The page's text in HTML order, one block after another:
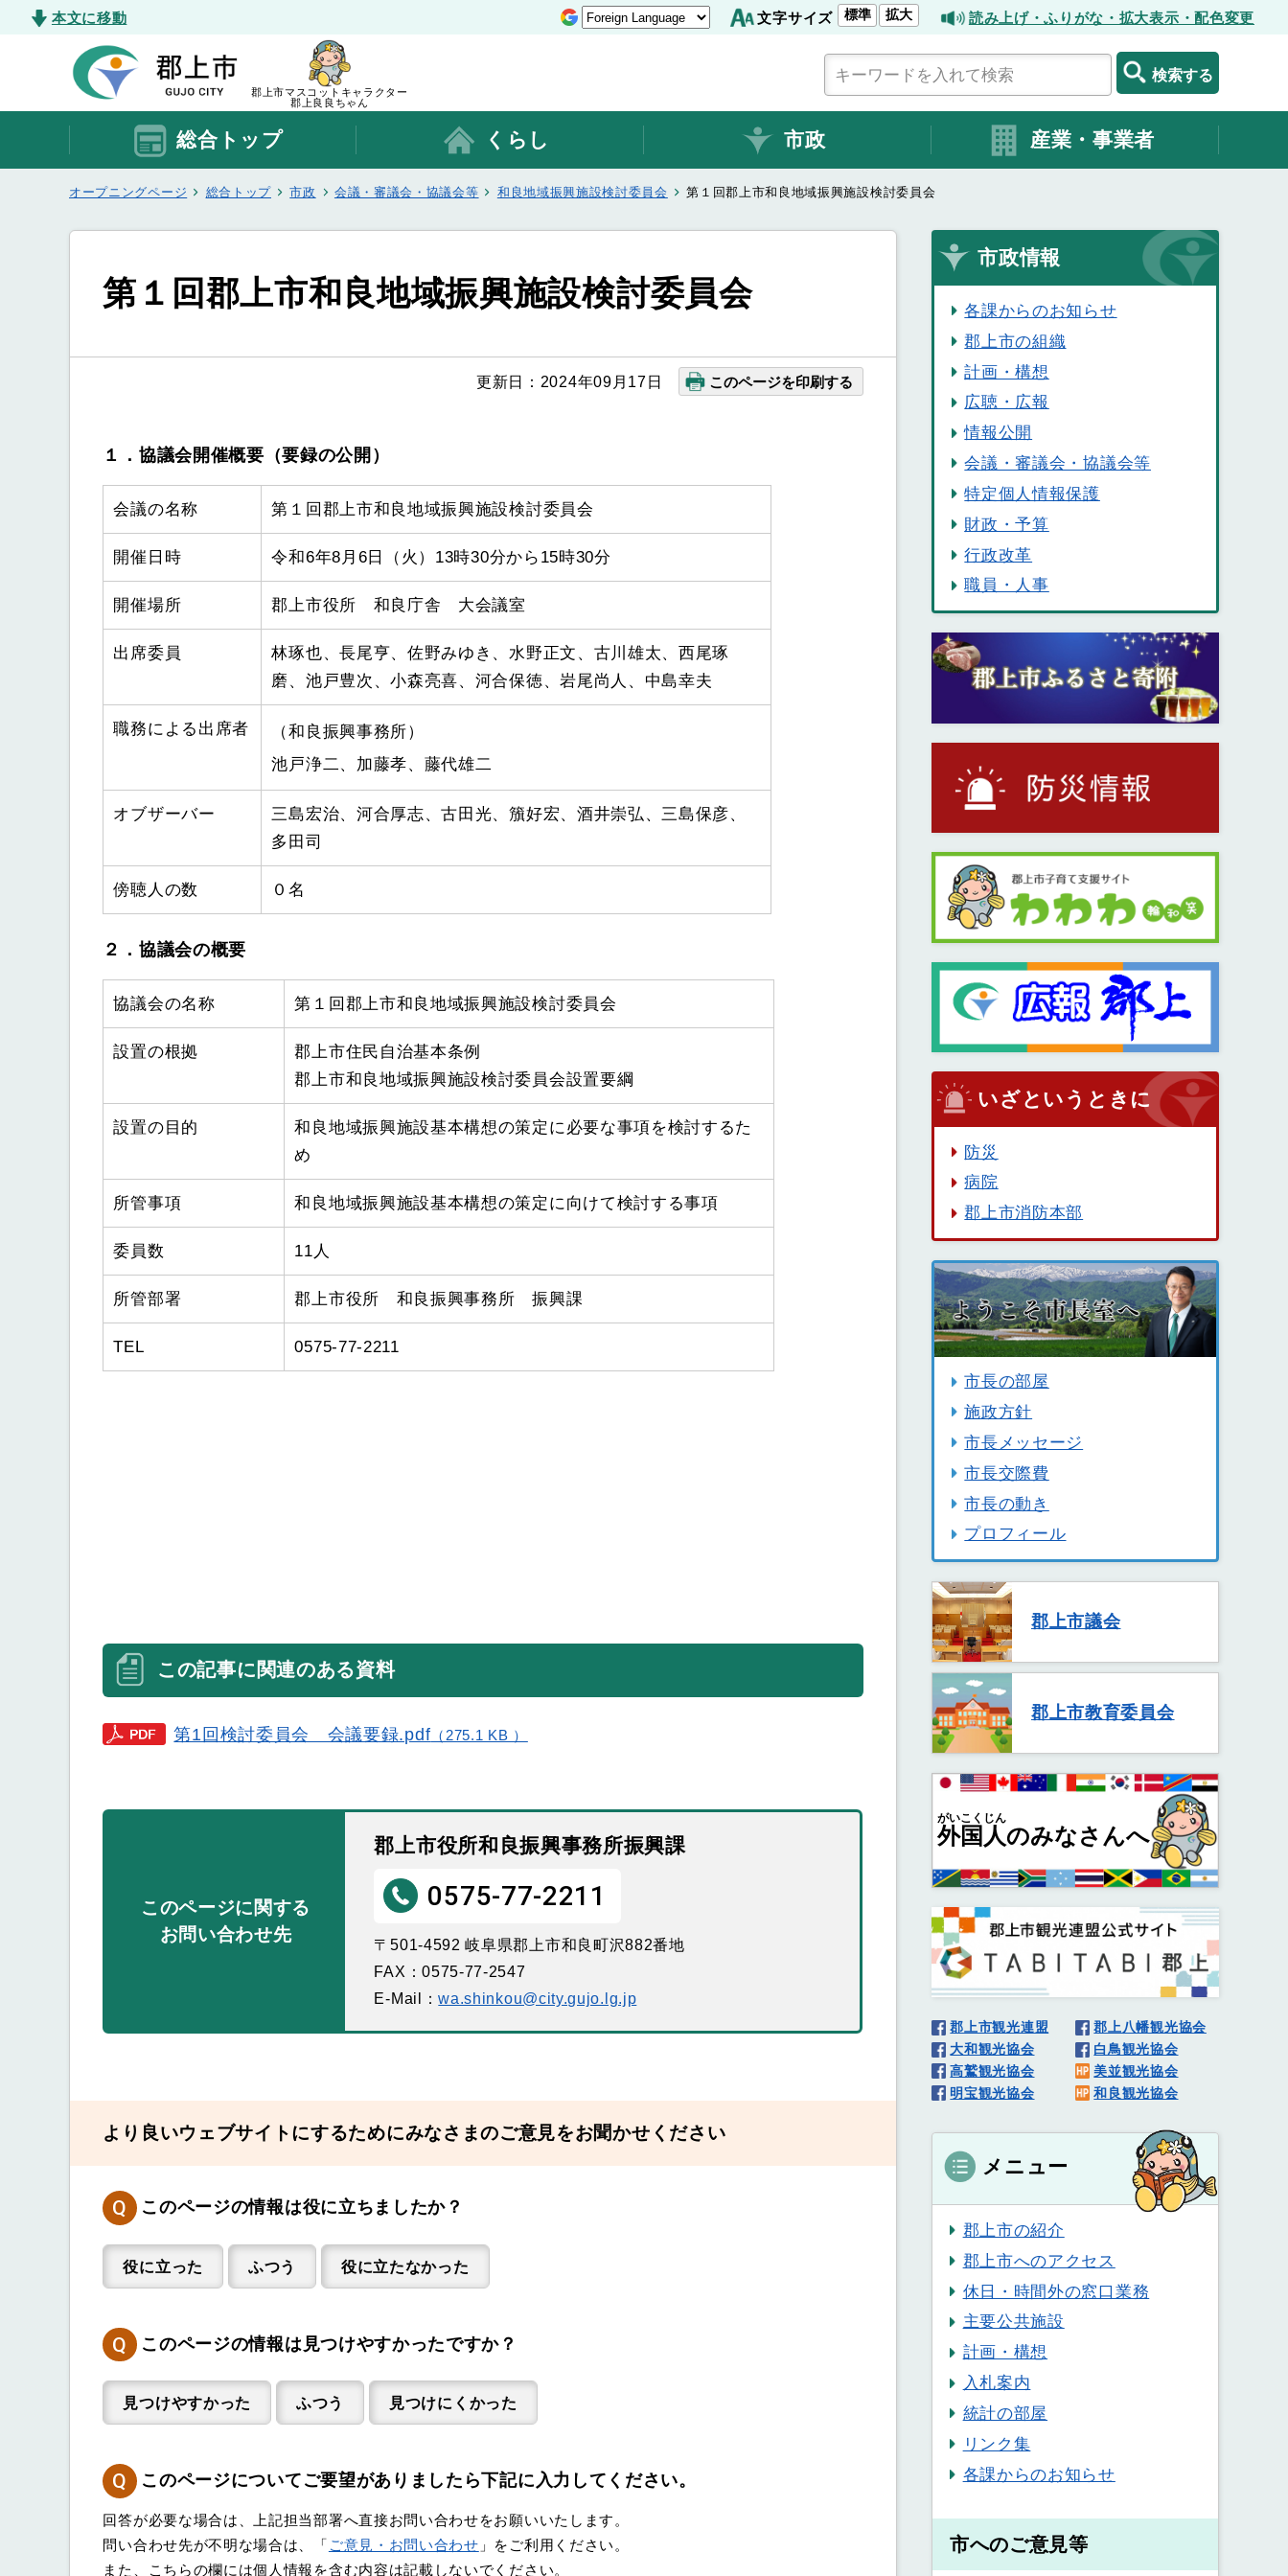
本文に移動 文字サイズ 標準 拡大 読み上げ・ふりがな・拡大表示・配色変更
郡上市マスコットキャラクター
郡上良良ちゃん
検索する
総合トップ くらし 市政 産業・事業者
オープニングページ 総合トップ 市政 会議・審議会・協議会等 和良地域振興施設検討委員会 第１回郡上市和良地域振興施設検討委員会
第１回郡上市和良地域振興施設検討委員会
更新日：2024年09月17日 このページを印刷する
１．協議会開催概要（要録の公開）
会議の名称 第１回郡上市和良地域振興施設検討委員会
開催日時 令和6年8月6日（火）13時30分から15時30分
開催場所 郡上市役所 和良庁舎 大会議室
出席委員
林琢也、長尾亨、佐野みゆき、水野正文、古川雄太、西尾琢
磨、池戸豊次、小森亮喜、河合保徳、岩尾尚人、中島幸夫
職務による出席者
（和良振興事務所）
池戸浄二、加藤孝、藤代雄二
オブザーバー
三島宏治、河合厚志、古田光、籏好宏、酒井崇弘、三島保彦、
多田司
傍聴人の数 ０名
２．協議会の概要
協議会の名称 第１回郡上市和良地域振興施設検討委員会
設置の根拠
郡上市住民自治基本条例
郡上市和良地域振興施設検討委員会設置要綱
設置の目的
和良地域振興施設基本構想の策定に必要な事項を検討するた
め
所管事項 和良地域振興施設基本構想の策定に向けて検討する事項
委員数 11人
所管部署 郡上市役所 和良振興事務所 振興課
TEL 0575-77-2211
この記事に関連のある資料
第1回検討委員会 会議要録.pdf （275.1 KB ）
このページに関する
お問い合わせ先
郡上市役所和良振興事務所振興課
0575-77-2211
〒501-4592 岐阜県郡上市和良町沢882番地
FAX：0575-77-2547
E-Mail：wa.shinkou@city.gujo.lg.jp
より良いウェブサイトにするためにみなさまのご意見をお聞かせください
Q このページの情報は役に立ちましたか？
役に立った ふつう 役に立たなかった
Q このページの情報は見つけやすかったですか？
見つけやすかった ふつう 見つけにくかった
Q このページについてご要望がありましたら下記に入力してください。
回答が必要な場合は、上記担当部署へ直接お問い合わせをお願いいたします。
問い合わせ先が不明な場合は、「 ご意見・お問い合わせ 」をご利用ください。
また、こちらの欄には個人情報を含む内容は記載しないでください。
市政情報
各課からのお知らせ
郡上市の組織
計画・構想
広聴・広報
情報公開
会議・審議会・協議会等
特定個人情報保護
財政・予算
行政改革
職員・人事
いざというときに
防災
病院
郡上市消防本部
市長の部屋
施政方針
市長メッセージ
市長交際費
市長の動き
プロフィール
郡上市議会
郡上市教育委員会
外国人
がいこくじん
のみなさんへ
郡上市観光連盟
郡上八幡観光協会
大和観光協会
白鳥観光協会
高鷲観光協会
美並観光協会
明宝観光協会
和良観光協会
メニュー
郡上市の紹介
郡上市へのアクセス
休日・時間外の窓口業務
主要公共施設
計画・構想
入札案内
統計の部屋
リンク集
各課からのお知らせ
市へのご意見等